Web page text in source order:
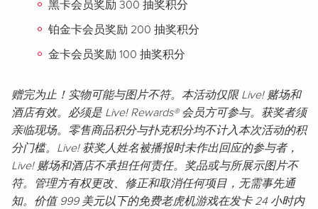
黑卡会员奖励 300 抽奖积分
铂金卡会员奖励 200 抽奖积分
金卡会员奖励 100 抽奖积分
赠完为止！实物可能与图片不符。本活动仅限 Live! 赌场和
酒店有效。必须是 Live! Rewards® 会员方可参与。获奖者须
亲临现场。零售商品积分与扑克积分均不计入本次活动的积
分门槛。Live! 获奖人姓名被播报时未作出回应的参与者，
Live! 赌场和酒店不承担任何责任。奖品或与所展示图片不
符。管理方有权更改、修正和取消任何项目，无需事先通
知。价值 999 美元以下的免费老虎机游戏在发卡 24 小时内